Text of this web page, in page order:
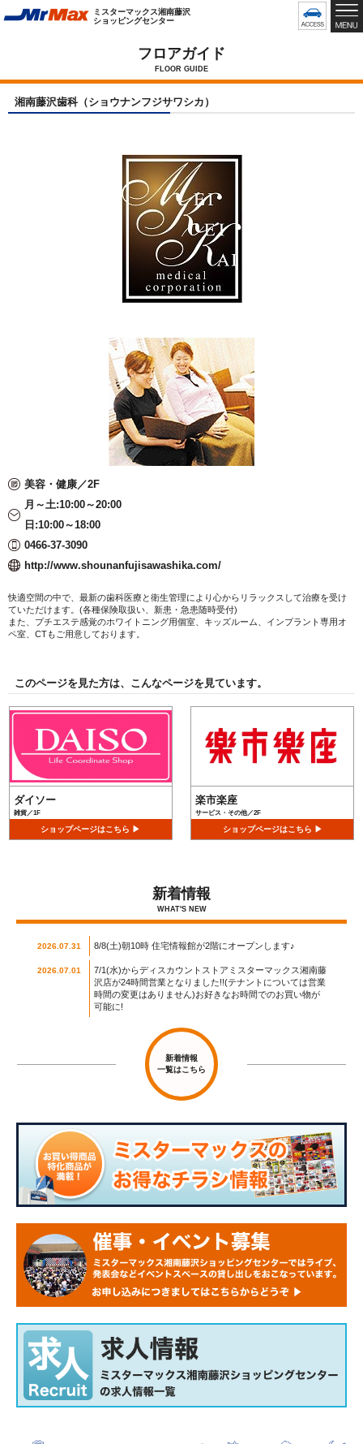
ミスターマックス湘南藤沢
ショッピングセンター
ロ
メ
ュ
フロアガイド
FLOOR GUIDE
湘南藤沢歯科（ショウナンフジサワシカ）
美容・健康／2F
月～土:10:00～20:00
日:10:00～18:00
0466-37-3090
http://www.shounanfujisawashika.com/
快適空間の中で、最新の歯科医療と衛生管理により心からリラックスして治療を受け
ていただけます。(各種保険取扱い、新患・急患随時受付)
また、プチエステ感覚のホワイトニング用個室、キッズルーム、インプラント専用オ
ペ室、CTもご用意しております。
このページを見た方は、こんなページを見ています。
ダイソー
雑貨／1F
ショップページはこちら ▶
楽市楽座
サービス・その他／2F
ショップページはこちら ▶
新着情報
WHAT'S NEW
2026.07.31 8/8(土)朝10時 住宅情報館が2階にオープンします♪
2026.07.01
7/1(水)からディスカウントストアミスターマックス湘南藤
沢店が24時間営業となりました!!(テナントについては営業
時間の変更はありません)お好きなお時間でのお買い物が
可能に!
新着情報
一覧はこちら